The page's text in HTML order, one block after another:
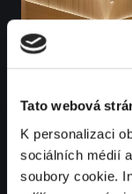
Tato webová
K personalizaci
sociálních médií
soubory cookie.